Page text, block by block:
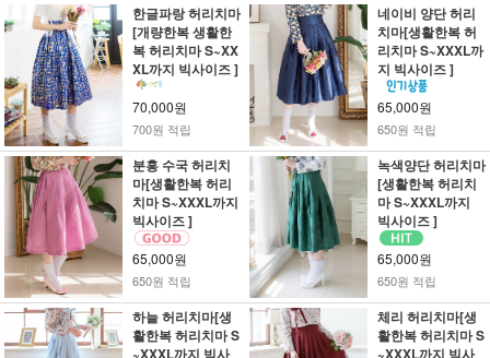
한글파랑 허리치마
[개량한복 생활한
복 허리치마 S~XX
XL까지 빅사이즈 ]
70,000원
700원 적립
네이비 양단 허리
치마[생활한복 허
리치마 S~XXXL까
지 빅사이즈 ]
65,000원
650원 적립
분홍 수국 허리치
마[생활한복 허리
치마 S~XXXL까지
빅사이즈 ]
65,000원
650원 적립
녹색양단 허리치마
[생활한복 허리치
마 S~XXXL까지
빅사이즈 ]
65,000원
650원 적립
하늘 허리치마[생
활한복 허리치마 S
체리 허리치마[생
활한복 허리치마 S